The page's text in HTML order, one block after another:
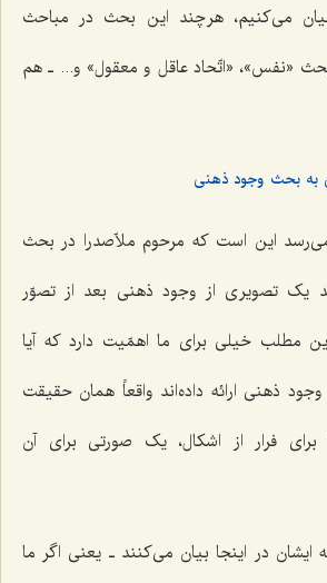
می‌کنیم، هر چند این بحث در مباحث
«نفس»، «اتّحاد عاقل و معقول» و... ـ هم
به بحث وجود ذهنی
این است که مرحوم ملاّصدرا در بحث
یک تصویری از وجود ذهنی بعد از تصوّر
مطلب خیلی برای ما اهمّیت دارد که آیا
ذهنی ارائه داده‌اند واقعاً همان حقیقت
فرار از اشکال، یک صورتی برای آن
ایشان در اینجا بیان می‌کنند ـ یعنی اگر ما